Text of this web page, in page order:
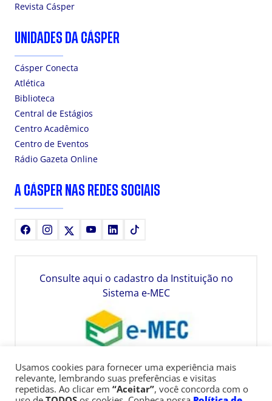
Revista Cásper
UNIDADES DA CÁSPER
Cásper Conecta
Atlética
Biblioteca
Central de Estágios
Centro Acadêmico
Centro de Eventos
Rádio Gazeta Online
A CÁSPER NAS REDES SOCIAIS
FacebookInstagram YoutubeLinkedIn
Consulte aqui o cadastro da Instituição no
Sistema e-MEC
Usamos cookies para fornecer uma experiência mais
relevante, lembrando suas preferências e visitas
repetidas. Ao clicar em “Aceitar”, você concorda com o